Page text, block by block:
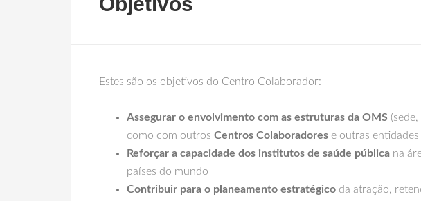
Estes são os objetivos do Centro Colaborador:
Assegurar o envolvimento com as estruturas da OMS
como com outros Centros Colaboradores e outras
Reforçar a capacidade dos institutos de saúde pública na
países do mundo
Contribuir para o planeamento estratégico da atração,